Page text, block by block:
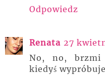
Odpowiedz
Renata 27
No, no, brzmi
kiedyś